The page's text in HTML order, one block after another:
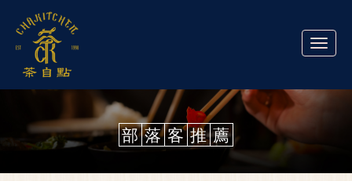
Toggle
部 落 客 推 薦